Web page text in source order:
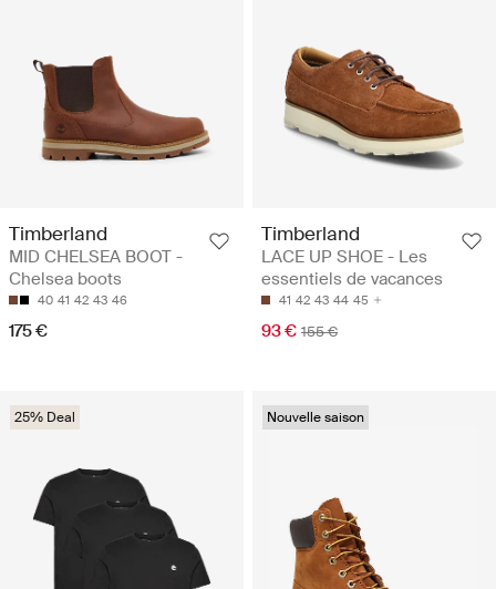
Timberland
MID CHELSEA BOOT -
Chelsea boots
40 41 42 43 46
175 €
Timberland
LACE UP SHOE - Les
essentiels de vacances
41 42 43 44 45
93 € 155 €
25% Deal Nouvelle saison